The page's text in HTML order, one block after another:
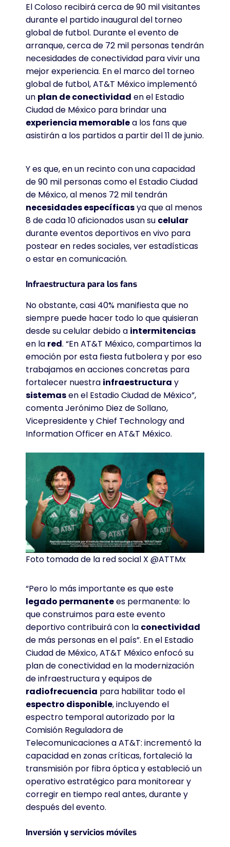
El Coloso recibirá cerca de 90 mil visitantes
durante el partido inaugural del torneo
global de futbol. Durante el evento de
arranque, cerca de 72 mil personas tendrán
necesidades de conectividad para vivir una
mejor experiencia. En el marco del torneo
global de futbol, AT&T México implementó
un plan de conectividad en el Estadio
Ciudad de México para brindar una
experiencia memorablea los fans que
asistirán a los partidos a partir del 11 de junio.
Y es que, en un recinto con una capacidad
de 90 mil personas como el Estadio Ciudad
de México, al menos 72 mil tendrán
necesidades específicasya que al menos
8 de cada 10 aficionados usan su celular
durante eventos deportivos en vivo para
postear en redes sociales, ver estadísticas
o estar en comunicación.
Infraestructura para los fans
No obstante, casi 40% manifiesta que no
siempre puede hacer todo lo que quisieran
desde su celular debido a intermitencias
en la red. “En AT&T México, compartimos la
emoción por esta fiesta futbolera y por eso
trabajamos en acciones concretas para
fortalecer nuestra infraestructura y
sistemasen el Estadio Ciudad de México”,
comenta Jerónimo Diez de Sollano,
Vicepresidente y Chief Technology and
Information Officer en AT&T México.
Foto tomada de la red social X @ATTMx
“Pero lo más importante es que este
legado permanentees permanente: lo
que construimos para este evento
deportivo contribuirá con la conectividad
de más personas en el país”. En el Estadio
Ciudad de México, AT&T México enfocó su
plan de conectividad en la modernización
de infraestructura y equipos de
radiofrecuencia para habilitar todo el
espectro disponible, incluyendo el
espectro temporal autorizado por la
Comisión Reguladora de
Telecomunicaciones a AT&T: incrementó la
capacidad en zonas críticas, fortaleció la
transmisión por fibra óptica y estableció un
operativo estratégico para monitorear y
corregir en tiempo real antes, durante y
después del evento.
Inversión y servicios móviles